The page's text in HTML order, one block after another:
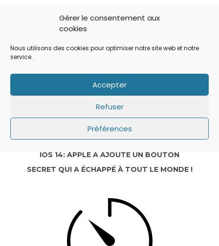
Gérer le consentement aux
cookies
Nous utilisons des cookies pour optimiser notre site web et notre
service.
Accepter
Refuser
Préférences
IOS 14: APPLE A AJOUTÉ UN BOUTON
SECRET QUI A ÉCHAPPÉ À TOUT LE MONDE !